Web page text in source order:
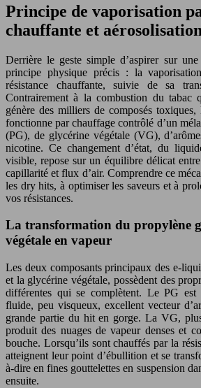
Principe de vaporisation
chauffante et aérosolisation
Derrière le geste simple d’aspirer sur
principe physique précis : la
résistance chauffante, suivie de sa
Contrairement à la combustion du tabac
génère des milliers de composés
fonctionne par chauffage contrôlé d’un
(PG), de glycérine végétale (VG),
nicotine. Ce changement d’état, du
visible, repose sur un équilibre délicat
capillarité et flux d’air. Comprendre ce
les dry hits, à optimiser les saveurs et à
vos résistances.
La transformation du propylène
végétale en vapeur
Les deux composants principaux des e-
et la glycérine végétale, possèdent des
différentes qui se complètent. Le PG
fluide, peu visqueux, excellent vecteur
grande partie du hit en gorge. La VG,
produit des nuages de vapeur denses et
bouche. Lorsqu’ils sont chauffés par la
atteignent leur point d’ébullition et se
à-dire en fines gouttelettes en suspension
ensuite.